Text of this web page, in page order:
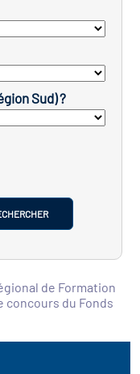
Sud) ?
de Formation
concours du Fonds